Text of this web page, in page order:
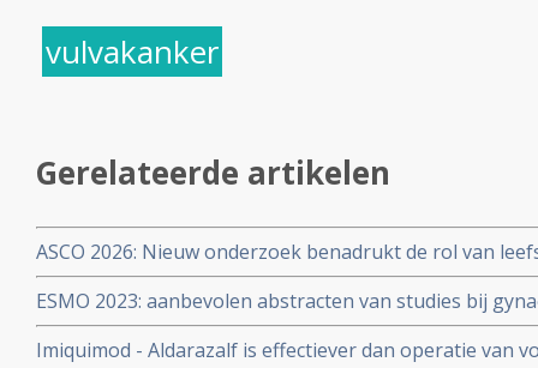
vulvakanker
Gerelateerde artikelen
ASCO 2026: Nieuw onderzoek benadrukt de rol van
behandelstrategieën in de kankerzorg.
ESMO 2023: aanbevolen abstracten van studies bij
eierstokkanker, baarmoederkanker,
vulvakanker copy 3
Imiquimod - Aldarazalf is effectiever dan operatie van